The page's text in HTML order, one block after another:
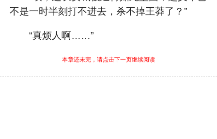
不是一时半刻打不进去，杀不掉王莽了？”
“真烦人啊……”
本章还未完，请点击下一页继续阅读